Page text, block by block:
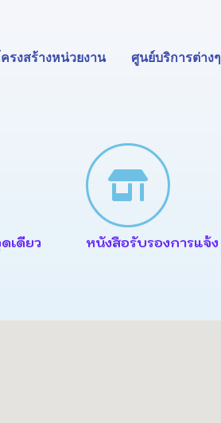
รงสร้างหน่วยงาน ศูนย์บริการต่างๆ
เดียว
หนังสือรับรองการแจ้ง